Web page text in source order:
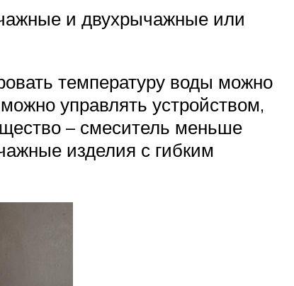
и двухрычажные или
температуру воды можно
управлять устройством,
– смеситель меньше
изделия с гибким